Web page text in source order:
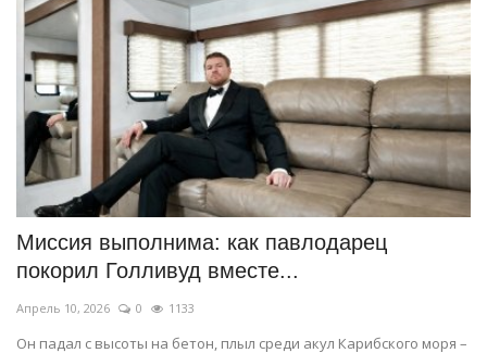
Миссия выполнима: как павлодарец
покорил Голливуд вместе...
Апрель 10, 2026 0 1133
Он падал с высоты на бетон, плыл среди акул Карибского моря –